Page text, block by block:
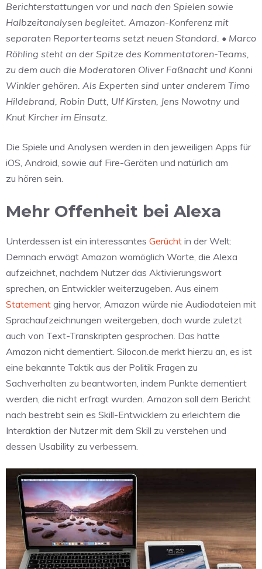
Berichterstattungen vor und nach den Spielen sowie
Halbzeitanalysen begleitet. Amazon-Konferenz mit
separaten Reporterteams setzt neuen Standard. • Marco
Röhling steht an der Spitze des Kommentatoren-Teams,
zu dem auch die Moderatoren Oliver Faßnacht und Konni
Winkler gehören. Als Experten sind unter anderem Timo
Hildebrand, Robin Dutt, Ulf Kirsten, Jens Nowotny und
Knut Kircher im Einsatz.
Die Spiele und Analysen werden in den jeweiligen Apps für
iOS, Android, sowie auf Fire-Geräten und natürlich am
zu hören sein.
Mehr Offenheit bei Alexa
Unterdessen ist ein interessantes Gerücht in der Welt:
Demnach erwägt Amazon womöglich Worte, die Alexa
aufzeichnet, nachdem Nutzer das Aktivierungswort
sprechen, an Entwickler weiterzugeben. Aus einem
Statement ging hervor, Amazon würde nie Audiodateien mit
Sprachaufzeichnungen weitergeben, doch wurde zuletzt
auch von Text-Transkripten gesprochen. Das hatte
Amazon nicht dementiert. Silocon.de merkt hierzu an, es ist
eine bekannte Taktik aus der Politik Fragen zu
Sachverhalten zu beantworten, indem Punkte dementiert
werden, die nicht erfragt wurden. Amazon soll dem Bericht
nach bestrebt sein es Skill-Entwicklern zu erleichtern die
Interaktion der Nutzer mit dem Skill zu verstehen und
dessen Usability zu verbessern.